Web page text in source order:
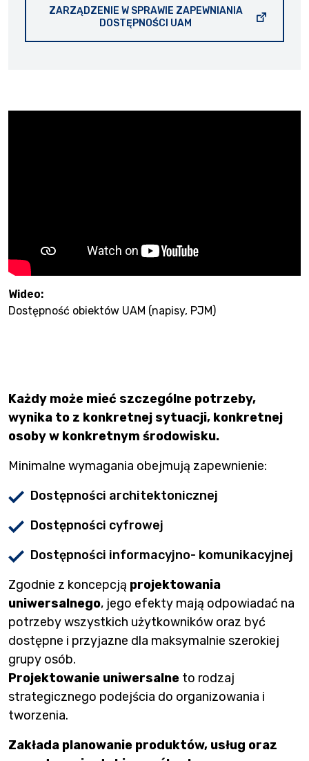
ZARZĄDZENIE W SPRAWIE ZAPEWNIANIA
DOSTĘPNOŚCI UAM STRONA OTWIERA SIĘ
Wideo:
Dostępność obiektów UAM (napisy, PJM)
Każdy może mieć szczególne potrzeby,
wynika to z konkretnej sytuacji, konkretnej
osoby w konkretnym środowisku.
Minimalne wymagania obejmują zapewnienie:
Dostępności architektonicznej
Dostępności cyfrowej
Dostępności informacyjno- komunikacyjnej
Zgodnie z koncepcją projektowania
uniwersalnego, jego efekty mają odpowiadać na
potrzeby wszystkich użytkowników oraz być
dostępne i przyjazne dla maksymalnie szerokiej
grupy osób.
Projektowanie uniwersalne to rodzaj
strategicznego podejścia do organizowania i
tworzenia.
Zakłada planowanie produktów, usług oraz